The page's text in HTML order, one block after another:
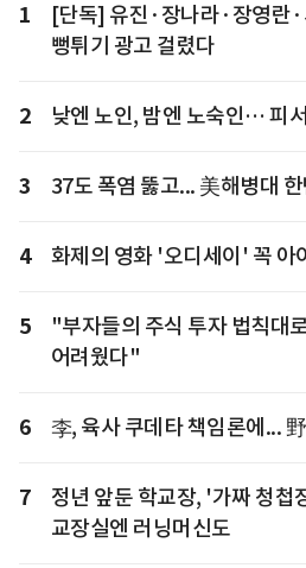
1
[단독] 유진·장나라·장영란
뻥튀기 광고 걸렸다
2 낮엔 노인, 밤엔 노숙인… 피
3 37도 폭염 뚫고... 美해병대
4 화제의 영화 '오디세이' 꼭 아
5
"부자들의 주식 투자 법칙대
어려웠다"
6 李, 육사 쿠데타 책임론에...
7
정년 앞둔 학교장, '가짜 청
교장실엔 러닝머신도